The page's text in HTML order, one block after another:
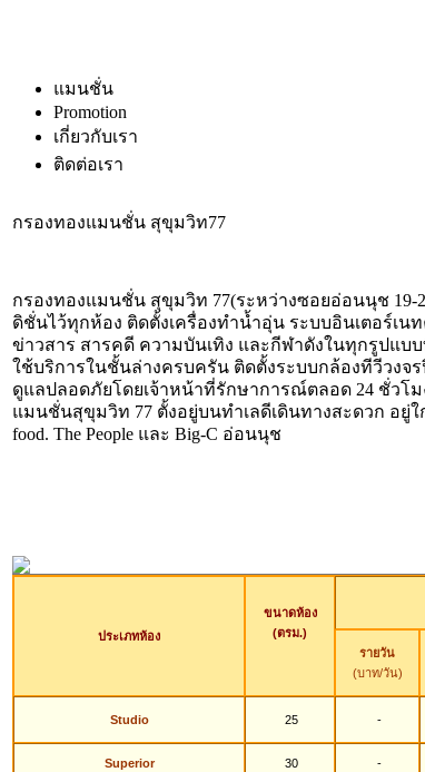
แมนชั่น
Promotion
เกี่ยวกับเรา
ติดต่อเรา
กรองทองแมนชั่น สุขุมวิท77
กรองทองแมนชั่น สุขุมวิท 77(ระหว่างซอยอ่อนนุช
ดิชั่นไว้ทุกห้อง ติดตั้งเครื่องทำน้ำอุ่น ระบบอินเตอร์เน
ข่าวสาร สารคดี ความบันเทิง และกีฬาดังในทุกรูปแ
ใช้บริการในชั้นล่างครบครัน ติดตั้งระบบกล้องทีวีวงจ
ดูแลปลอดภัยโดยเจ้าหน้าที่รักษาการณ์ตลอด 24 ชั่วโ
แมนชั่นสุขุมวิท 77 ตั้งอยู่บนทำเลดีเดินทางสะดวก อ
food. The People และ Big-C อ่อนนุช
ประเภทห้อง
ขนาดห้อง
(ตรม.)
รายวัน
(บาท/วัน)
Studio 25 -
Superior 30 -